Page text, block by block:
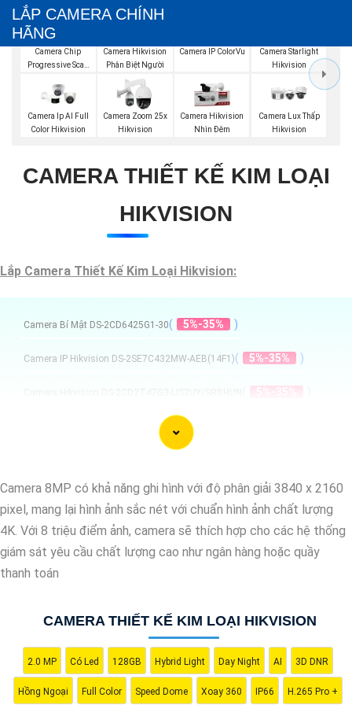
LẮP CAMERA CHÍNH
HÃNG
Camera Chip
Progressive Scan
Camera Hikvision
Phân Biệt Người
Camera IP ColorVu
Camera Starlight
Hikvision
Camera Ip AI Full
Color Hikvision
Camera Zoom 25x
Hikvision
Camera Hikvision
Nhìn Đêm
Camera Lux Thấp
Hikvision
CAMERA THIẾT KẾ KIM LOẠI
HIKVISION
Lắp Camera Thiết Kế Kim Loại Hikvision:
Camera Bí Mật DS-2CD6425G1-30( 5%-35% )
Camera IP Hikvision DS-2SE7C432MW-AEB(14F1)( 5%-35% )
5%-35%
Camera IP 8.0MP Hivision DS-2DE7A825IWG1-E
Camera Thiết Kế Kim Loại Hikvision
Dạ chào bạn, dưới đây là một mẫu câu giới thiệu về Camera Kim
Loại Hình ảnh sắt nét mà bạn có thể sử dụng:
"Camera Kim Loại Hình ảnh sắt nét là giải pháp an ninh hiệu quả
và đáng tin cậy cho ngôi nhà hoặc doanh nghiệp của bạn. Với
Camera 8MP có khả năng ghi hình với độ phân giải 3840 x 2160
pixel, mang lại hình ảnh sắc nét với chuẩn hình ảnh chất lượng
4K. Với 8 triệu điểm ảnh, camera sẽ thích hợp cho các hệ thống
giám sát yêu cầu chất lượng cao như ngân hàng hoặc quầy
thanh toán
CAMERA THIẾT KẾ KIM LOẠI HIKVISION
2.0 MP Có Led 128GB Hybrid Light Day Night AI 3D DNR
Hồng Ngoại Full Color Speed Dome Xoay 360 IP66 H.265 Pro +